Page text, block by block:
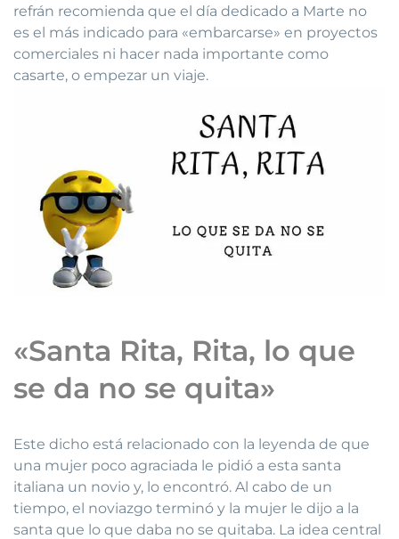
refrán recomienda que el día dedicado a Marte no
es el más indicado para «embarcarse» en proyectos
comerciales ni hacer nada importante como
casarte, o empezar un viaje.
«Santa Rita, Rita, lo que
se da no se quita»
Este dicho está relacionado con la leyenda de que
una mujer poco agraciada le pidió a esta santa
italiana un novio y, lo encontró. Al cabo de un
tiempo, el noviazgo terminó y la mujer le dijo a la
santa que lo que daba no se quitaba. La idea central